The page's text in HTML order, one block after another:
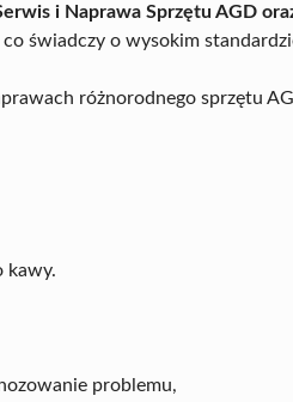
i Naprawa Sprzętu AGD
świadczy o wysokim
różnorodnego sprzętu
kawy.
problemu,